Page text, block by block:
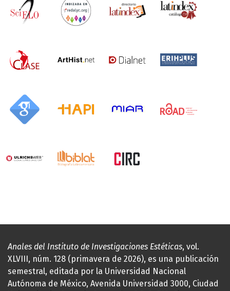
Anales del Instituto de Investigaciones Estéticas, vol.
XLVIII, núm. 128 (primavera de 2026), es una publicación
semestral, editada por la Universidad Nacional
Autónoma de México, Avenida Universidad 3000, Ciudad